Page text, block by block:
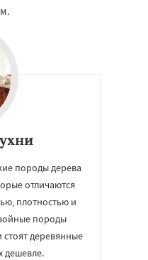
породы дерева
отличаются
плотностью и
породы
деревянные
дешевле.